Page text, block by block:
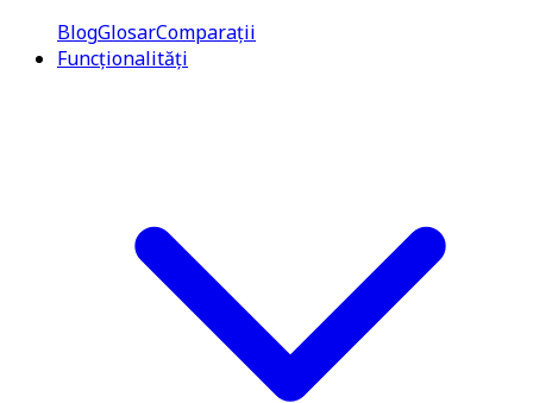
BlogGlosarComparații
Funcționalități